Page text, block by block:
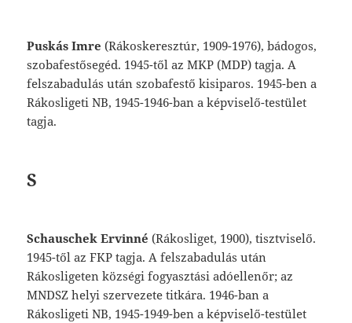
Puskás Imre (Rákoskeresztúr, 1909-1976),bádogos,
szobafestősegéd. 1945-tőlazMKP(MDP)tagja. A
felszabadulásutánszobafestőkisiparos. 1945-bena
Rákosligeti NB, 1945-1946-banaképviselő-testület
tagja.
S
Schauschek Ervinné (Rákosliget, 1900),tisztviselő.
1945-tőlazFKPtagja. Afelszabadulásután
Rákosligeten községifogyasztási adóellenőr;az
MNDSZhelyiszervezetetitkára. 1946-bana
Rákosligeti NB, 1945-1949-benaképviselő-testület